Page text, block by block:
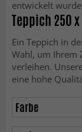
entwickelt
Teppich 250
Ein Teppich in
Wahl, um Ihrem
verleihen.
eine hohe
Farbe